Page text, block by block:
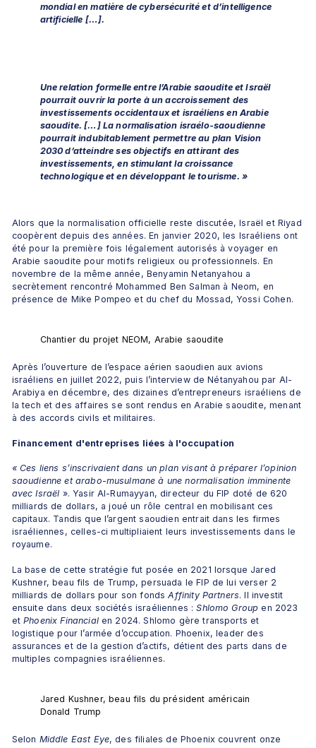
mondial en matière de cybersécurité et d’intelligence
artificielle […].
Une relation formelle entre l’Arabie saoudite et Israël
pourrait ouvrir la porte à un accroissement des
investissements occidentaux et israéliens en Arabie
saoudite. […] La normalisation israélo-saoudienne
pourrait indubitablement permettre au plan Vision
2030 d’atteindre ses objectifs en attirant des
investissements, en stimulant la croissance
technologique et en développant le tourisme. »
Alors que la normalisation officielle reste discutée, Israël et Riyad
coopèrent depuis des années. En janvier 2020, les Israéliens ont
été pour la première fois légalement autorisés à voyager en
Arabie saoudite pour motifs religieux ou professionnels. En
novembre de la même année, Benyamin Netanyahou a
secrètement rencontré Mohammed Ben Salman à Neom, en
présence de Mike Pompeo et du chef du Mossad, Yossi Cohen.
Chantier du projet NEOM, Arabie saoudite
Après l’ouverture de l’espace aérien saoudien aux avions
israéliens en juillet 2022, puis l’interview de Nétanyahou par Al-
Arabiya en décembre, des dizaines d’entrepreneurs israéliens de
la tech et des affaires se sont rendus en Arabie saoudite, menant
à des accords civils et militaires.
Financement d'entreprises liées à l'occupation
« Ces liens s’inscrivaient dans un plan visant à préparer l’opinion
saoudienne et arabo-musulmane à une normalisation imminente
avec Israël ». Yasir Al-Rumayyan, directeur du FIP doté de 620
milliards de dollars, a joué un rôle central en mobilisant ces
capitaux. Tandis que l’argent saoudien entrait dans les firmes
israéliennes, celles-ci multipliaient leurs investissements dans le
royaume.
La base de cette stratégie fut posée en 2021 lorsque Jared
Kushner, beau fils de Trump, persuada le FIP de lui verser 2
milliards de dollars pour son fonds Affinity Partners. Il investit
ensuite dans deux sociétés israéliennes : Shlomo Group en 2023
et Phoenix Financial en 2024. Shlomo gère transports et
logistique pour l’armée d’occupation. Phoenix, leader des
assurances et de la gestion d’actifs, détient des parts dans de
multiples compagnies israéliennes.
Jared Kushner, beau fils du président américain
Donald Trump
Selon Middle East Eye, des filiales de Phoenix couvrent onze